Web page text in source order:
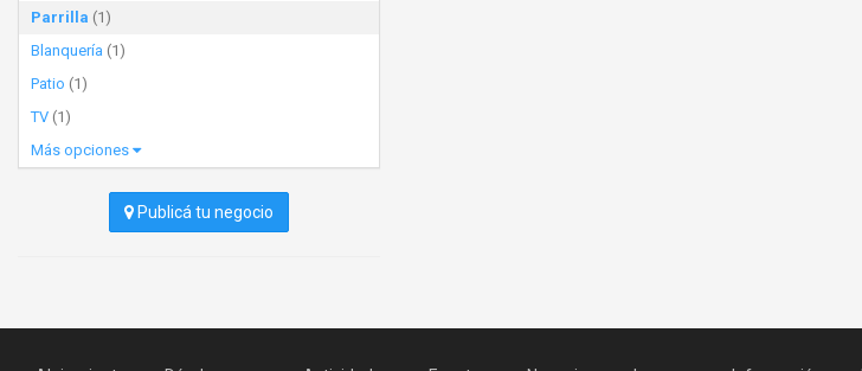
Parrilla (1)
Blanquería (1)
Patio (1)
TV (1)
Más opciones
Publicá tu negocio